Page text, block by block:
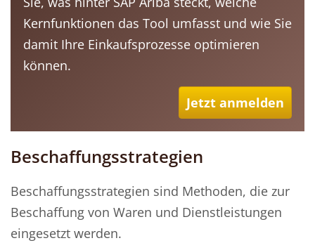
Kernfunktionen das Tool umfasst und wie Sie
damit Ihre Einkaufsprozesse optimieren
können.
Jetzt anmelden
Beschaffungsstrategien
Beschaffungsstrategien sind Methoden, die zur
Beschaffung von Waren und Dienstleistungen
eingesetzt werden.